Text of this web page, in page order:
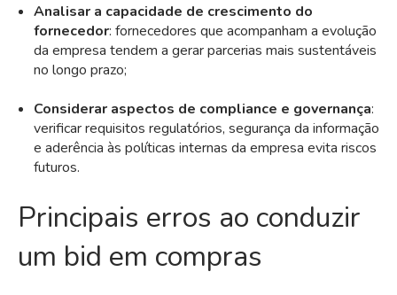
Analisar a capacidade de crescimento do
fornecedor: fornecedores que acompanham a evolução
da empresa tendem a gerar parcerias mais sustentáveis
no longo prazo;
Considerar aspectos de compliance e governança:
verificar requisitos regulatórios, segurança da informação
e aderência às políticas internas da empresa evita riscos
futuros.
Principais erros ao conduzir
um bid em compras